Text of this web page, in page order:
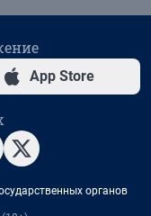
App Store
органов